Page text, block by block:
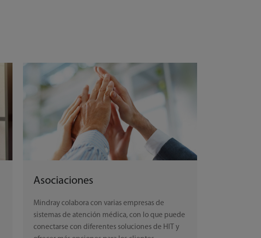
Asociaciones
Mindray colabora con varias empresas de
sistemas de atención médica, con lo que puede
conectarse con diferentes soluciones de HIT y